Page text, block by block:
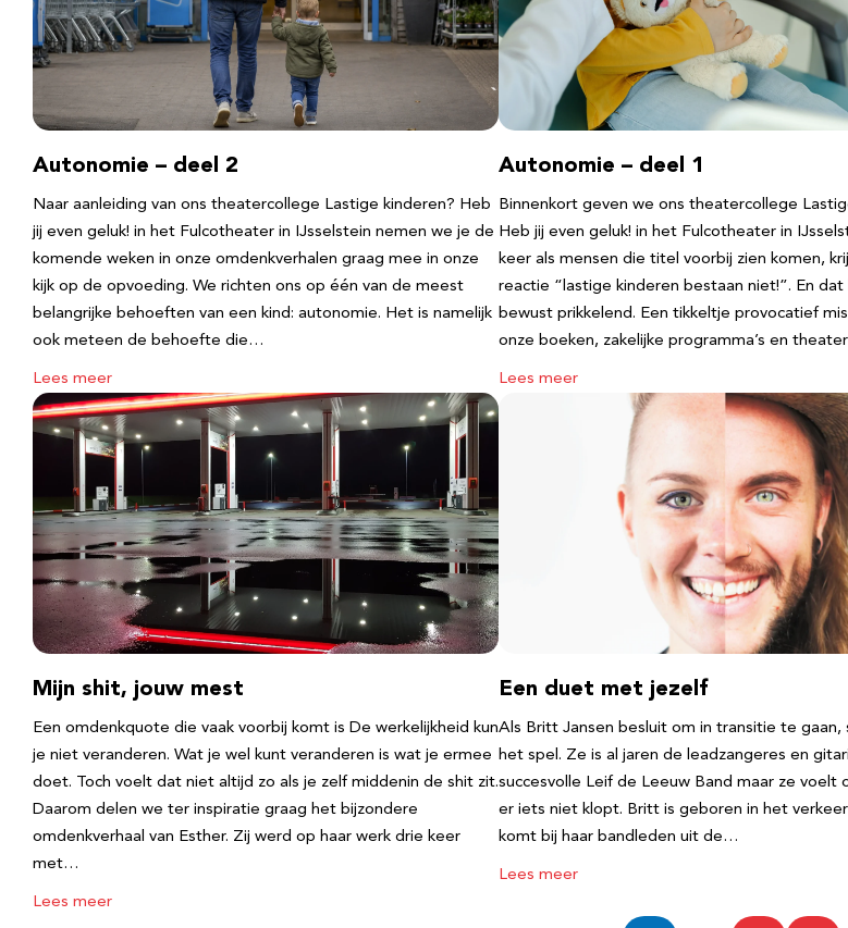
Autonomie – deel 2
Naar aanleiding van ons theatercollege Lastige kinderen? Heb
jij even geluk! in het Fulcotheater in IJsselstein nemen we je de
komende weken in onze omdenkverhalen graag mee in onze
kijk op de opvoeding. We richten ons op één van de meest
belangrijke behoeften van een kind: autonomie. Het is namelijk
ook meteen de behoefte die…
Lees meer
Autonomie – deel 1
Binnenkort geven we ons theatercollege
Heb jij even geluk! in het Fulcotheater in
keer als mensen die titel voorbij zien komen,
reactie “lastige kinderen bestaan niet!”. En
bewust prikkelend. Een tikkeltje provocatief
onze boeken, zakelijke programma’s en
Lees meer
Mijn shit, jouw mest
Een omdenkquote die vaak voorbij komt is De werkelijkheid kun
je niet veranderen. Wat je wel kunt veranderen is wat je ermee
doet. Toch voelt dat niet altijd zo als je zelf middenin de shit zit.
Daarom delen we ter inspiratie graag het bijzondere
omdenkverhaal van Esther. Zij werd op haar werk drie keer
met…
Lees meer
Een duet met jezelf
Als Britt Jansen besluit om in transitie te gaan,
het spel. Ze is al jaren de leadzangeres en
succesvolle Leif de Leeuw Band maar ze voelt
er iets niet klopt. Britt is geboren in het
komt bij haar bandleden uit de…
Lees meer